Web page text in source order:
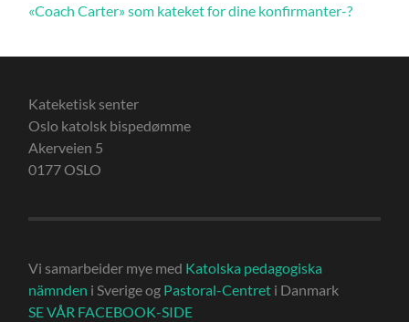
«Coach Carter» som kateket for dine konfirmanter-?
Kateketisk senter
Oslo katolsk bispedømme
Akerveien 5
0177 OSLO
Vi samarbeider mye med Katolska pedagogiska
nämnden i Sverige og Pastoral-Centret i Danmark
SE VÅR FACEBOOK-SIDE